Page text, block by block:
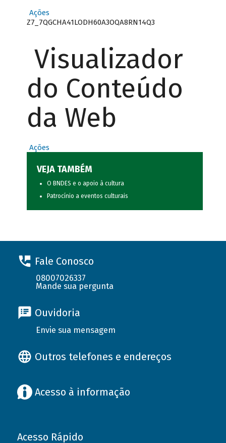
Ações
Z7_7QGCHA41LODH60A3OQA8RN14Q3
Visualizador
do Conteúdo
da Web
Ações
VEJA TAMBÉM
O BNDES e o apoio à cultura
Patrocínio a eventos culturais
Fale Conosco
08007026337
Mande sua pergunta
Ouvidoria
Envie sua mensagem
Outros telefones e endereços
Acesso à informação
Acesso Rápido